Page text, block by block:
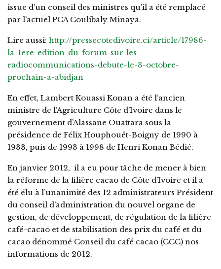
issue d’un conseil des ministres qu’il a été remplacé
par l’actuel PCA Coulibaly Minaya.
Lire aussi: http://pressecotedivoire.ci/article/17986-
la-1ere-edition-du-forum-sur-les-
radiocommunications-debute-le-3-octobre-
prochain-a-abidjan
En effet, Lambert Kouassi Konan a été l’ancien
ministre de l’Agriculture Côte d’Ivoire dans le
gouvernement d’Alassane Ouattara sous la
présidence de Félix Houphouët-Boigny de 1990 à
1933, puis de 1993 à 1998 de Henri Konan Bédié.
En janvier 2012, il a eu pour tâche de mener à bien
la réforme de la filière cacao de Côte d’Ivoire et il a
été élu à l’unanimité des 12 administrateurs Président
du conseil d’administration du nouvel organe de
gestion, de développement, de régulation de la filière
café-cacao et de stabilisation des prix du café et du
cacao dénommé Conseil du café cacao (CCC) nos
informations de 2012.